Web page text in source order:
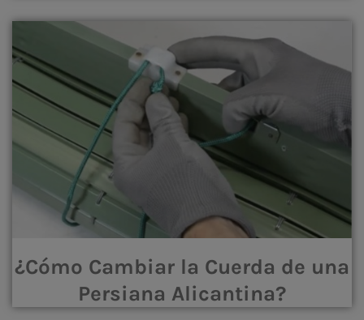
¿Cómo Cambiar la Cuerda de una
Persiana Alicantina?